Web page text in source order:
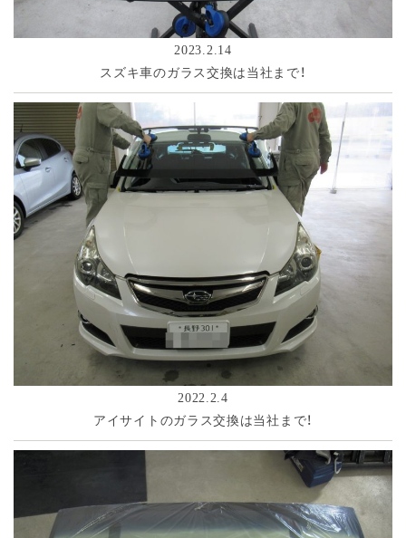
2023.2.14
スズキ車のガラス交換は当社まで！
2022.2.4
アイサイトのガラス交換は当社まで！